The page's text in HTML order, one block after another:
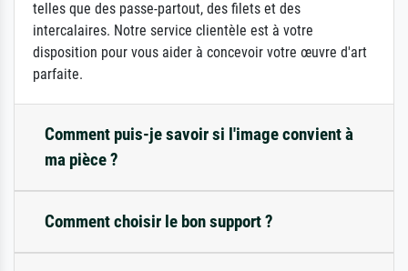
telles que des passe-partout, des filets et des
intercalaires. Notre service clientèle est à votre
disposition pour vous aider à concevoir votre œuvre d'art
parfaite.
Comment puis-je savoir si l'image convient à
ma pièce ?
Comment choisir le bon support ?